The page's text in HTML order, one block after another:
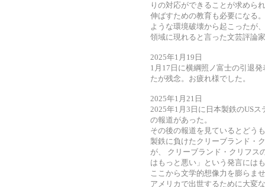
りの対応ができることが求めら
伸ばすための教育も必要になる
ような環境破壊から起こったが
領域に現れると言った文芸評論
2025年1月19日
1月17日に横綱照ノ富士の引退
たが残念。お疲れ様でした。
2025年1月21日
2025年1月3日に日本製鉄のUS
の報道があった。
その後の報道を見ているとどう
製鉄に負けたクリーブランド・
が、 クリーブランド・クリフス
はもっと悪い」という発言には
ここから文学的想像力を膨らま
アメリカで出世するために大変